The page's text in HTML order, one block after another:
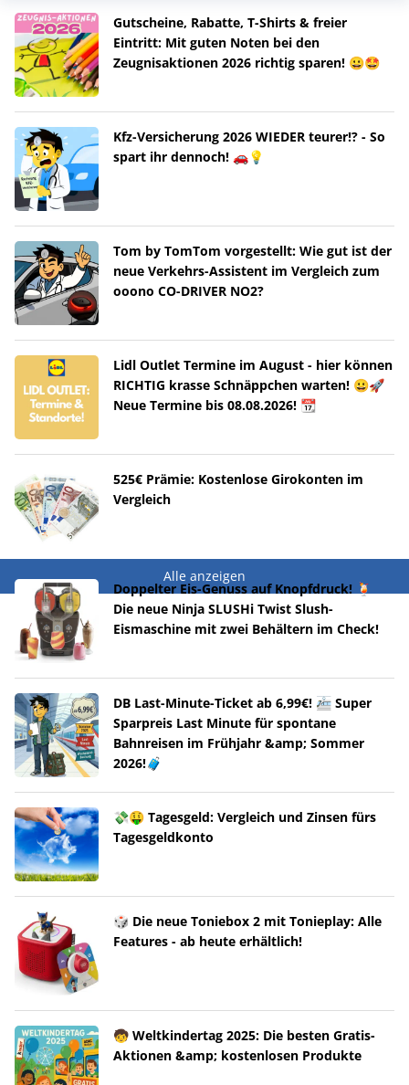
Gutscheine, Rabatte, T-Shirts & freier
Eintritt: Mit guten Noten bei den
Zeugnisaktionen 2026 richtig sparen! 😀🤩
Kfz-Versicherung 2026 WIEDER teurer!? - So
spart ihr dennoch! 🚗💡
Tom by TomTom vorgestellt: Wie gut ist der
neue Verkehrs-Assistent im Vergleich zum
ooono CO-DRIVER NO2?
Lidl Outlet Termine im August - hier können
RICHTIG krasse Schnäppchen warten! 😀🚀
Neue Termine bis 08.08.2026! 📆
525€ Prämie: Kostenlose Girokonten im
Vergleich
Alle anzeigen
Doppelter Eis-Genuss auf Knopfdruck! 🍹
Die neue Ninja SLUSHi Twist Slush-
Eismaschine mit zwei Behältern im Check!
DB Last-Minute-Ticket ab 6,99€! 🚈 Super
Sparpreis Last Minute für spontane
Bahnreisen im Frühjahr &amp; Sommer
2026!🧳
💸🤑 Tagesgeld: Vergleich und Zinsen fürs
Tagesgeldkonto
🎲 Die neue Toniebox 2 mit Tonieplay: Alle
Features - ab heute erhältlich!
🧒 Weltkindertag 2025: Die besten Gratis-
Aktionen &amp; kostenlosen Produkte